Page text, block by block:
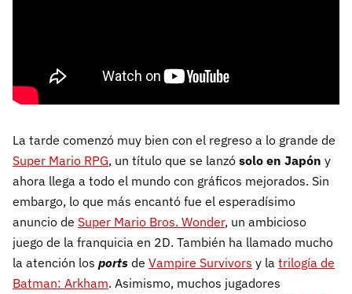
La tarde comenzó muy bien con el regreso a lo grande de
Super Mario RPG, un título que se lanzó solo en Japón y
ahora llega a todo el mundo con gráficos mejorados. Sin
embargo, lo que más encantó fue el esperadísimo
anuncio de Super Mario Bros. Wonder, un ambicioso
juego de la franquicia en 2D. También ha llamado mucho
la atención los ports de Vampire Survivors y la trilogía de
Batman: Arkham. Asimismo, muchos jugadores